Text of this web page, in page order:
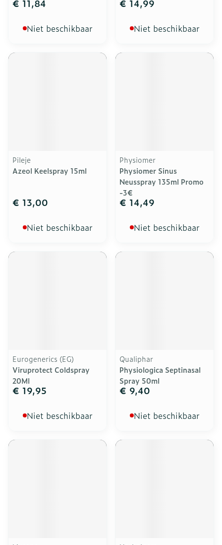
€ 11,84
Niet beschikbaar
€ 14,99
Niet beschikbaar
Pileje
Azeol Keelspray 15ml
€ 13,00
Niet beschikbaar
Physiomer
Physiomer Sinus
Neusspray 135ml Promo
-3€
€ 14,49
Niet beschikbaar
Eurogenerics (EG)
Viruprotect Coldspray
20Ml
€ 19,95
Niet beschikbaar
Qualiphar
Physiologica Septinasal
Spray 50ml
€ 9,40
Niet beschikbaar